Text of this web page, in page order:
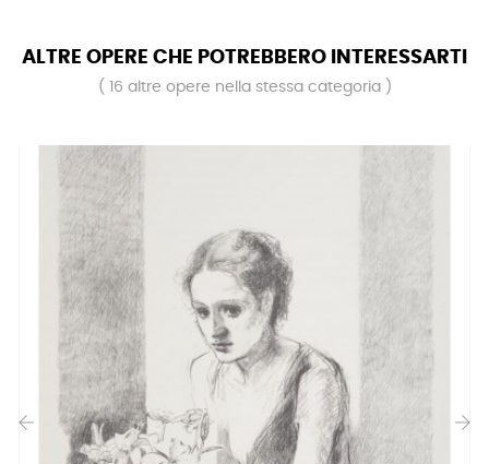
ALTRE OPERE CHE POTREBBERO INTERESSARTI
( 16 altre opere nella stessa categoria )